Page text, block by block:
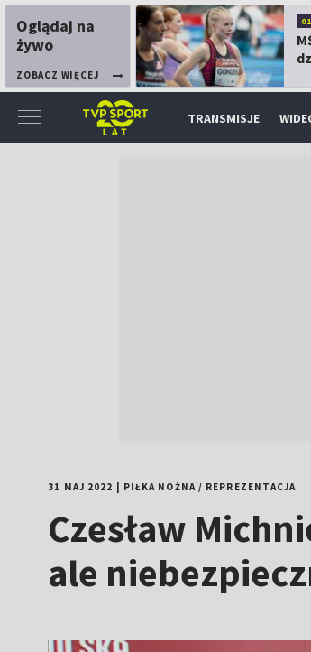
Oglądaj na
żywo
ZOBACZ WIĘCEJ
TRANSMISJE
31 MAJ 2022 PIŁKA NOŻNA/ REPREZENTACJA
Czesław
ale